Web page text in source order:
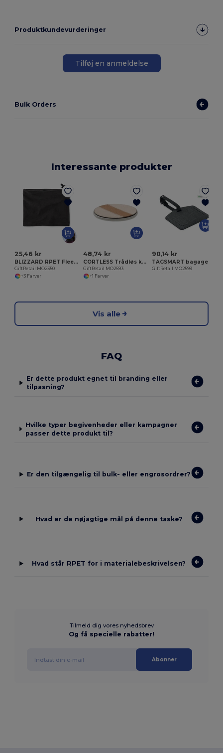
Produktkundevurderinger
Tilføj en anmeldelse
Bulk Orders
Interessante produkter
25,46 kr
BLIZZARD RPET Fleece multiuse beanie
GiftRetail MO2350
+3 Farver
48,74 kr
CORTLESS Trådløs korkoplader 15W
GiftRetail MO2593
+1 Farver
90,14 kr
TAGSMART bagagemærke
GiftRetail MO2599
Vis alle
FAQ
Er dette produkt egnet til branding eller
tilpasning?
Hvilke typer begivenheder eller kampagner
passer dette produkt til?
Er den tilgængelig til bulk- eller engrosordrer?
Hvad er de nøjagtige mål på denne taske?
Hvad står RPET for i materialebeskrivelsen?
Tilmeld dig vores nyhedsbrev
Og få specielle rabatter!
Abonner